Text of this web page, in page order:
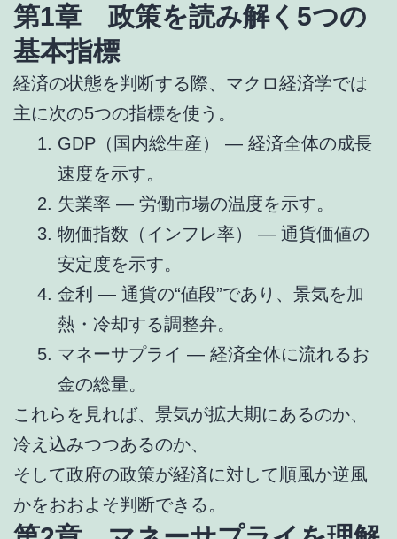
第1章 政策を読み解く5つの
基本指標
経済の状態を判断する際、マクロ経済学では
主に次の5つの指標を使う。
GDP（国内総生産） ― 経済全体の成長
速度を示す。
失業率 ― 労働市場の温度を示す。
物価指数（インフレ率） ― 通貨価値の
安定度を示す。
金利 ― 通貨の“値段”であり、景気を加
熱・冷却する調整弁。
マネーサプライ ― 経済全体に流れるお
金の総量。
これらを見れば、景気が拡大期にあるのか、
冷え込みつつあるのか、
そして政府の政策が経済に対して順風か逆風
かをおおよそ判断できる。